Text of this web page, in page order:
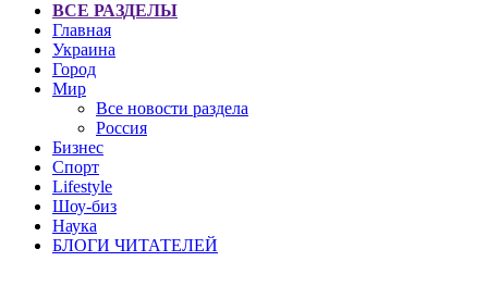
ВСЕ РАЗДЕЛЫ
Главная
Украина
Город
Мир
Все новости раздела
Россия
Бизнес
Спорт
Lifestyle
Шоу-биз
Наука
БЛОГИ ЧИТАТЕЛЕЙ